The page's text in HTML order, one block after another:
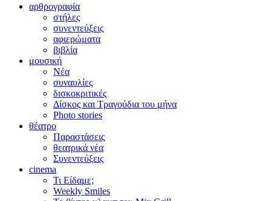
αρθρογραφία
στήλες
συνεντεύξεις
αφιερώματα
βιβλία
μουσική
Νέα
συναυλίες
δισκοκριτικές
Δίσκος και Τραγούδια του μήνα
Photo stories
θέατρο
Παραστάσεις
θεατρικά νέα
Συνεντεύξεις
cinema
Τι Είδαμε;
Weekly Smiles